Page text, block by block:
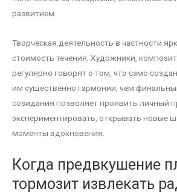
развитием.
Творческая деятельность в частности
стоимость течения. Художники,
регулярно говорят о том, что само
им существенно гармонии, чем
созидания позволяет проявить личный
экспериментировать, открывать новые
моменты вдохновения.
Когда предвкушение
тормозит извлекать